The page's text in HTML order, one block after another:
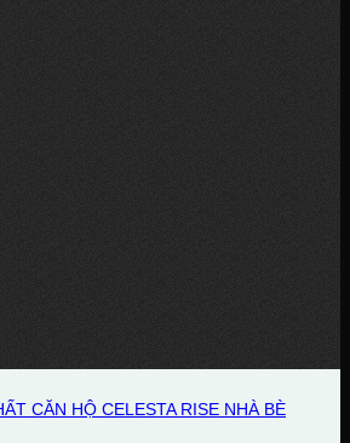
CĂN HỘ CELESTA RISE NHÀ BÈ